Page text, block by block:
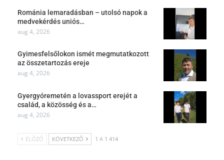
Románia lemaradásban – utolsó napok a
medvekérdés uniós…
aug 4, 2026
Gyimesfelsőlokon ismét megmutatkozott
az összetartozás ereje
aug 4, 2026
Gyergyóremetén a lovassport erejét a
család, a közösség és a…
aug 4, 2026
ELŐZŐ KÖVETKEZŐ 1 A 1 414